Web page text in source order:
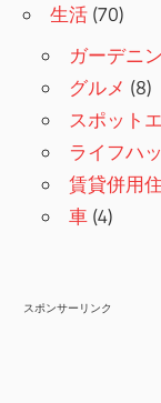
生活 (70)
ガーデニ
グルメ (8)
スポット
ライフハ
賃貸併用
車 (4)
スポンサーリンク